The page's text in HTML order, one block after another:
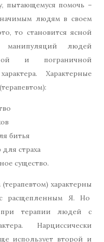
пытающемуся помочь –
людям в своем
то становится ясной
манипуляций людей
и пограничной
Характерные
битья
страха
существо.
характерны
расщепленным Я. Но
терапии людей с
Нарциссически
использует второй и